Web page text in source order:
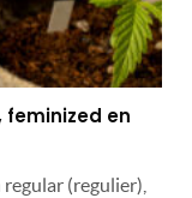
feminized en
(regulier),